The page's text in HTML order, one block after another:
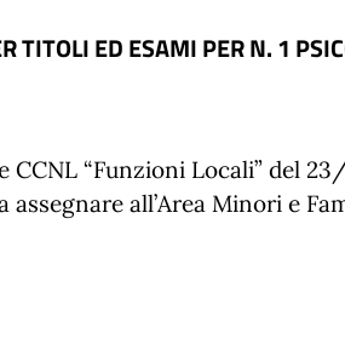
TITOLI ED ESAMI PER N. 1
CCNL “Funzioni Locali” del
assegnare all’Area Minori e